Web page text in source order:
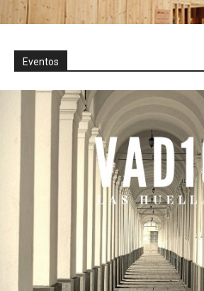
Eventos